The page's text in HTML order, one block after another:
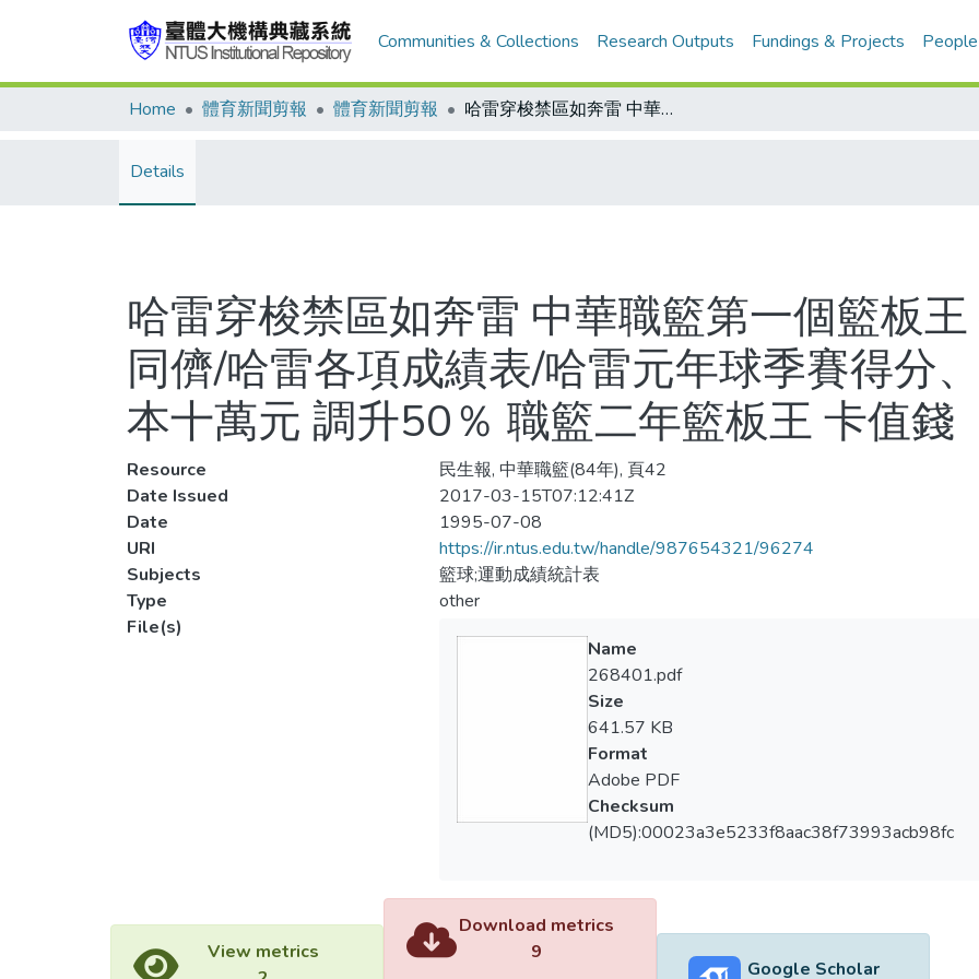
Communities & Collections Research Outputs Fundings & Projects People
Home 體育新聞剪報 體育新聞剪報 哈雷穿梭禁區如奔雷 中華職籃第一個籃板王 得分紀錄也常傲視同儕/哈雷各項成績表/哈雷元年球季賽得分、籃板統計/獎金原本十萬元 調升50％ 職籃二年籃板王 卡值錢
Details
哈雷穿梭禁區如奔雷 中華職籃第一個籃板
同儕/哈雷各項成績表/哈雷元年球季賽得分
本十萬元 調升50％ 職籃二年籃板王 卡值錢
Resource
民生報, 中華職籃(84年), 頁42
Date Issued
2017-03-15T07:12:41Z
Date
1995-07-08
URI
https://ir.ntus.edu.tw/handle/987654321/96274
Subjects
籃球;運動成績統計表
Type
other
File(s)
Name
268401.pdf
Size
641.57 KB
Format
Adobe PDF
Checksum
(MD5):00023a3e5233f8aac38f73993acb98fc
View metrics
Download metrics
9
Google Scholar